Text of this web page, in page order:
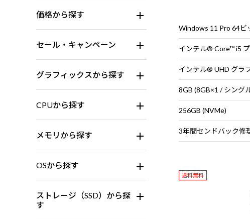
価格から探す
セール・キャンペーン
グラフィックスから探す
CPUから探す
メモリから探す
OSから探す
ストレージ（SSD）から探
す
インテル® Core™ i5
インテル® UHD グラ
8GB (8GB×1 / シング
256GB (NVMe)
送料無料